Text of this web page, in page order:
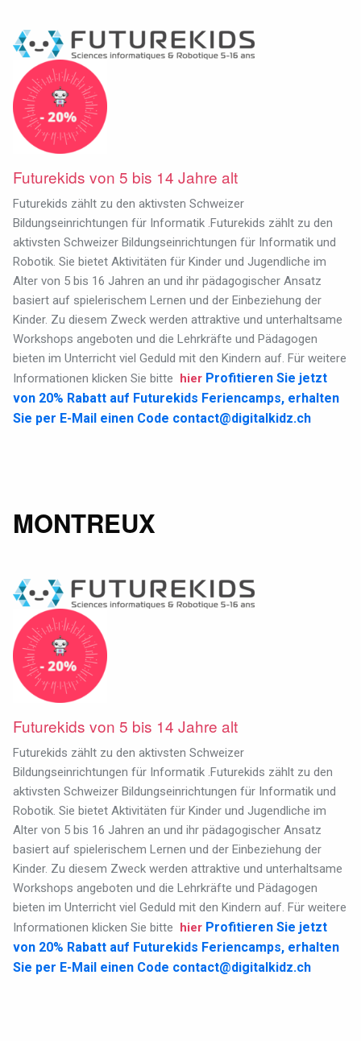
Futurekids von 5 bis 14 Jahre alt
Futurekids zählt zu den aktivsten Schweizer
Bildungseinrichtungen für Informatik .Futurekids zählt zu den
aktivsten Schweizer Bildungseinrichtungen für Informatik und
Robotik. Sie bietet Aktivitäten für Kinder und Jugendliche im
Alter von 5 bis 16 Jahren an und ihr pädagogischer Ansatz
basiert auf spielerischem Lernen und der Einbeziehung der
Kinder. Zu diesem Zweck werden attraktive und unterhaltsame
Workshops angeboten und die Lehrkräfte und Pädagogen
bieten im Unterricht viel Geduld mit den Kindern auf. Für weitere
Informationen klicken Sie bitte hier Profitieren Sie jetzt
von 20% Rabatt auf Futurekids Feriencamps, erhalten
Sie per E-Mail einen Code contact@digitalkidz.ch
MONTREUX
Futurekids von 5 bis 14 Jahre alt
Futurekids zählt zu den aktivsten Schweizer
Bildungseinrichtungen für Informatik .Futurekids zählt zu den
aktivsten Schweizer Bildungseinrichtungen für Informatik und
Robotik. Sie bietet Aktivitäten für Kinder und Jugendliche im
Alter von 5 bis 16 Jahren an und ihr pädagogischer Ansatz
basiert auf spielerischem Lernen und der Einbeziehung der
Kinder. Zu diesem Zweck werden attraktive und unterhaltsame
Workshops angeboten und die Lehrkräfte und Pädagogen
bieten im Unterricht viel Geduld mit den Kindern auf. Für weitere
Informationen klicken Sie bitte hier Profitieren Sie jetzt
von 20% Rabatt auf Futurekids Feriencamps, erhalten
Sie per E-Mail einen Code contact@digitalkidz.ch